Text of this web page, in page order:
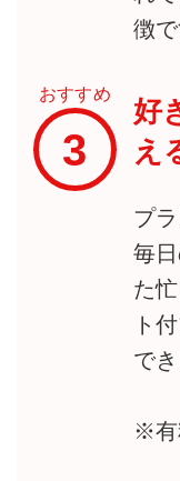
徴で
おすすめ
3
好
え
プ
毎
た
ト
で
※有